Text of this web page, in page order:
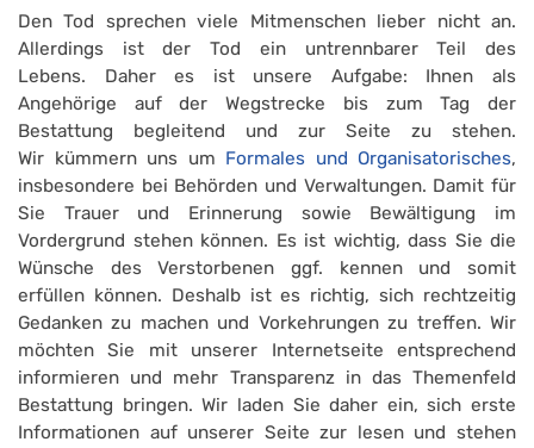
Den Tod sprechen viele Mitmenschen lieber nicht an.
Allerdings ist der Tod ein untrennbarer Teil des
Lebens. Daher es ist unsere Aufgabe: Ihnen als
Angehörige auf der Wegstrecke bis zum Tag der
Bestattung begleitend und zur Seite zu stehen.
Wir kümmern uns um Formales und Organisatorisches,
insbesondere bei Behörden und Verwaltungen. Damit für
Sie Trauer und Erinnerung sowie Bewältigung im
Vordergrund stehen können. Es ist wichtig, dass Sie die
Wünsche des Verstorbenen ggf. kennen und somit
erfüllen können. Deshalb ist es richtig, sich rechtzeitig
Gedanken zu machen und Vorkehrungen zu treffen. Wir
möchten Sie mit unserer Internetseite entsprechend
informieren und mehr Transparenz in das Themenfeld
Bestattung bringen. Wir laden Sie daher ein, sich erste
Informationen auf unserer Seite zur lesen und stehen